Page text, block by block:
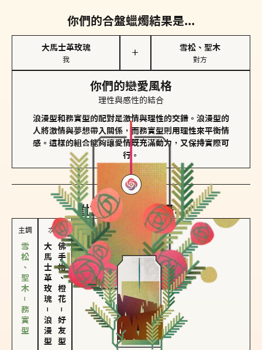
你們的合盤蠟燭結果是...
大馬士革玫瑰
我
＋
雪松、聖木
對方
你們的戀愛風格
理性與感性的結合
浪漫型和務實型的配對是激情與理性的交錯。浪漫型的
人將激情與夢想帶入關係，而務實型則用理性來平衡情
感。這樣的組合能夠讓愛情既充滿動力，又保持實際可
行。
對方的主調蠟燭是...
主調
雪松、聖木－務實型
次調
大馬士革玫瑰
－
浪漫型
佛手柑、橙花
－
好友型